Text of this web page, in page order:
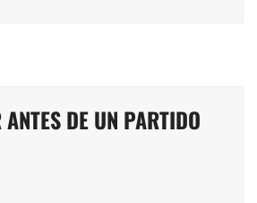
DE UN PARTIDO